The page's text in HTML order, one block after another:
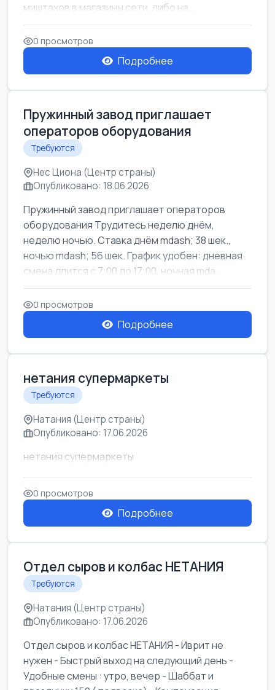
миштахов в магазины сети, либо на...
0 просмотров
Подробнее
Пружинный завод приглашает
операторов оборудования
Требуются
Нес Циона (Центр страны)
Опубликовано: 18.06.2026
Пружинный завод приглашает операторов
оборудования Трудитесь неделю днём,
неделю ночью. Ставка днём mdash; 38 шек.,
ночью mdash; 56 шек. График удобен: дневная
смена длится с 7:00 до 17:00, ночная mda...
0 просмотров
Подробнее
нетания супермаркеты
Требуются
Натания (Центр страны)
Опубликовано: 17.06.2026
нетания супермаркеты
0 просмотров
Подробнее
Отдел сыров и колбас НЕТАНИЯ
Требуются
Натания (Центр страны)
Опубликовано: 17.06.2026
Отдел сыров и колбас НЕТАНИЯ - Иврит не
нужен - Быстрый выход на следующий день -
Удобные смены : утро, вечер - Шаббат и